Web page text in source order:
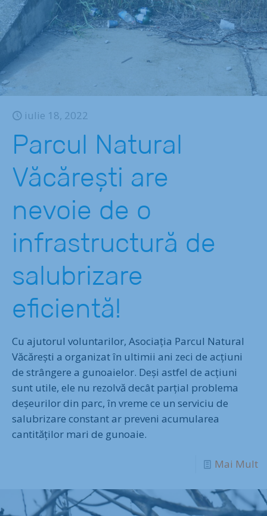
iulie 18, 2022
Parcul Natural
Văcărești are
nevoie de o
infrastructură de
salubrizare
eficientă!
Cu ajutorul voluntarilor, Asociația Parcul Natural
Văcărești a organizat în ultimii ani zeci de acțiuni
de strângere a gunoaielor. Deși astfel de acțiuni
sunt utile, ele nu rezolvă decât parțial problema
deșeurilor din parc, în vreme ce un serviciu de
salubrizare constant ar preveni acumularea
cantităților mari de gunoaie.
Mai Mult